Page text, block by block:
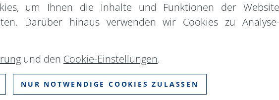
– Geschichten vom
Museum Oderberg Lesung / Vortrag
um Ihnen die Inhalte und Funktionen der Website
Darüber hinaus verwenden wir Cookies zu Analyse-
und den Cookie-Einstellungen.
NUR NOTWENDIGE COOKIES ZULASSEN